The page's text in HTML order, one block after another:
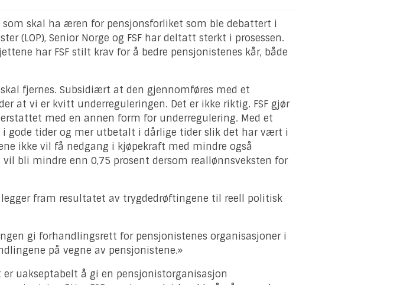
som skal ha æren for pensjonsforliket som ble debattert i
(LOP), Senior Norge og FSF har deltatt sterkt i prosessen.
har FSF stilt krav for å bedre pensjonistenes kår, både
fjernes. Subsidiært at den gjennomføres med et
at vi er kvitt underreguleringen. Det er ikke riktig. FSF gjør
med en annen form for underregulering. Med et
tider og mer utbetalt i dårlige tider slik det har vært i
ikke vil få nedgang i kjøpekraft med mindre også
bli mindre enn 0,75 prosent dersom reallønnsveksten for
fram resultatet av trygdedrøftingene til reell politisk
gi forhandlingsrett for pensjonistenes organisasjoner i
på vegne av pensjonistene.»
uakseptabelt å gi en pensjonistorganisasjon